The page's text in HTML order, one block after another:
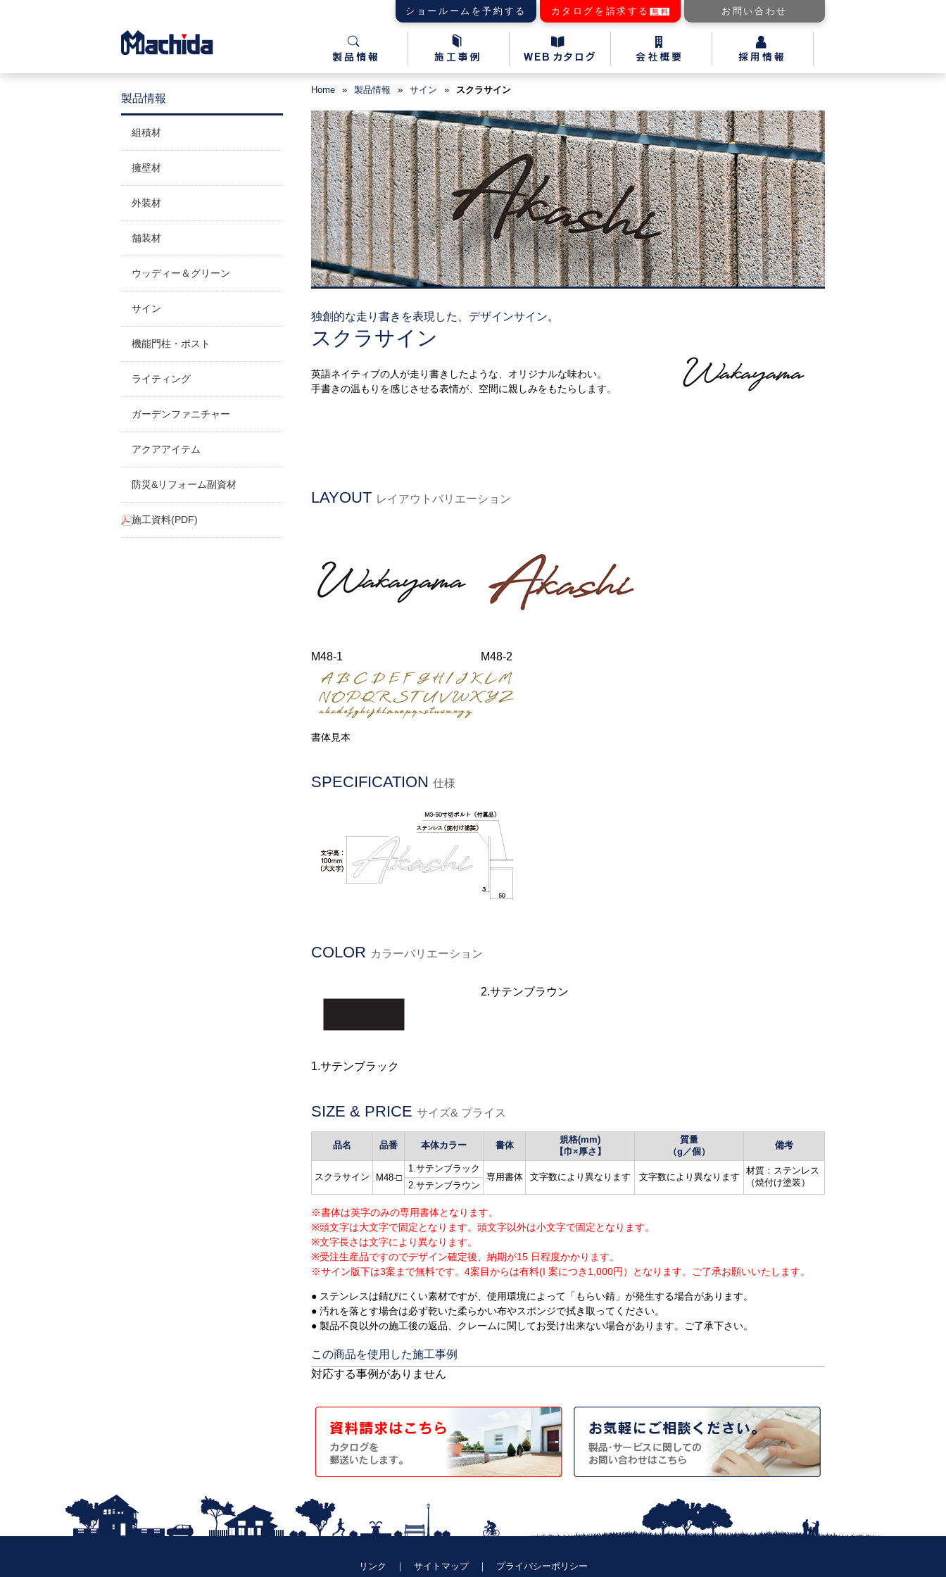
ショールームを予約する カタログを請求する 無料 お問い合わせ
Home » 製品情報 » サイン » スクラサイン
独創的な走り書きを表現した、デザインサイン。
スクラサイン
英語ネイティブの人が走り書きしたような、オリジナルな味わい。
手書きの温もりを感じさせる表情が、空間に親しみをもたらします。
LAYOUT レイアウトバリエーション
M48-1 M48-2
書体見本
SPECIFICATION 仕様
COLOR カラーバリエーション
1.サテンブラック
2.サテンブラウン
SIZE & PRICE サイズ& プライス
品名 品番 本体カラー 書体
規格(mm)
【巾×厚さ】
質量
（g／個）
備考
スクラサイン M48-□
1.サテンブラック
専用書体
文字数により異なります 文字数により異なります
材質：ステンレス
（焼付け塗装）
2.サテンブラウン
※書体は英字のみの専用書体となります。
※頭文字は大文字で固定となります。頭文字以外は小文字で固定となります。
※文字長さは文字により異なります。
※受注生産品ですのでデザイン確定後、納期が15 日程度かかります。
※サイン版下は3案まで無料です。4案目からは有料(I 案につき1,000円）となります。ご了承お願いいたします。
● ステンレスは錆びにくい素材ですが、使用環境によって「もらい錆」が発生する場合があります。
● 汚れを落とす場合は必ず乾いた柔らかい布やスポンジで拭き取ってください。
● 製品不良以外の施工後の返品、クレームに関してお受け出来ない場合があります。ご了承下さい。
この商品を使用した施工事例
対応する事例がありません
製品情報
組積材
擁壁材
外装材
舗装材
ウッディー＆グリーン
サイン
機能門柱・ポスト
ライティング
ガーデンファニチャー
アクアアイテム
防災&リフォーム副資材
施工資料(PDF)
リンク ｜ サイトマップ｜ プライバシーポリシー